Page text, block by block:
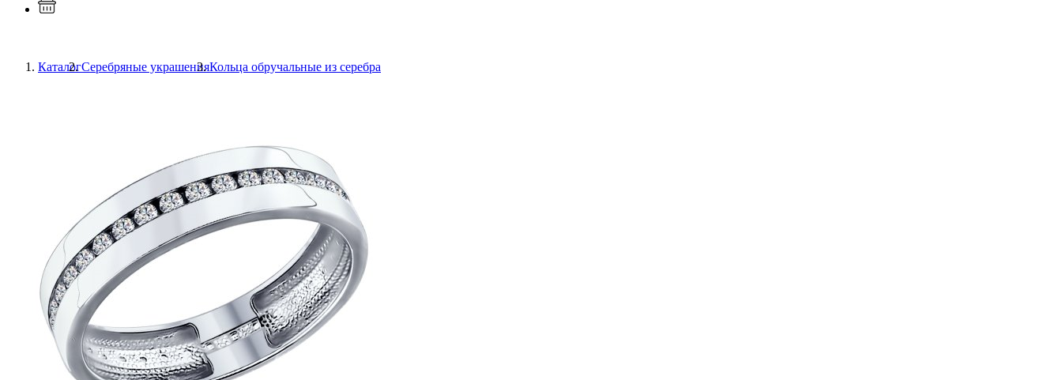
КаталогСеребряные украшенияКольца обручальные из серебра